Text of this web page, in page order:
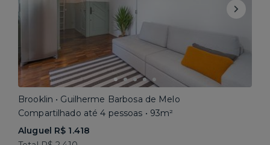
Brooklin • Guilherme Barbosa de Melo
Compartilhado até 4 pessoas • 93m²
Aluguel R$ 1.418